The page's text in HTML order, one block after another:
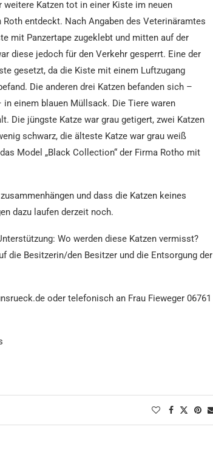
weitere Katzen tot in einer Kiste im neuen
entdeckt. Nach Angaben des Veterinäramtes
mit Panzertape zugeklebt und mitten auf der
diese jedoch für den Verkehr gesperrt. Eine der
gesetzt, da die Kiste mit einem Luftzugang
Die anderen drei Katzen befanden sich –
einem blauen Müllsack. Die Tiere waren
Die jüngste Katze war grau getigert, zwei Katzen
schwarz, die älteste Katze war grau weiß
Model „Black Collection“ der Firma Rotho mit
und dass die Katzen keines
dazu laufen derzeit noch.
Wo werden diese Katzen vermisst?
die Besitzerin/den Besitzer und die Entsorgung der
oder telefonisch an Frau Fieweger 06761